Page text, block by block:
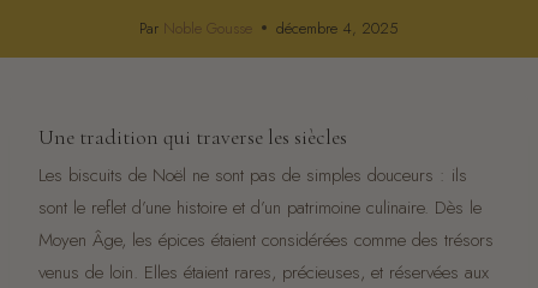
Par Noble Gousse décembre 4, 2025
Une tradition qui traverse les siècles
Les biscuits de Noël ne sont pas de simples douceurs : ils
sont le reflet d’une histoire et d’un patrimoine culinaire. Dès le
Moyen Âge, les épices étaient considérées comme des trésors
venus de loin. Elles étaient rares, précieuses, et réservées aux